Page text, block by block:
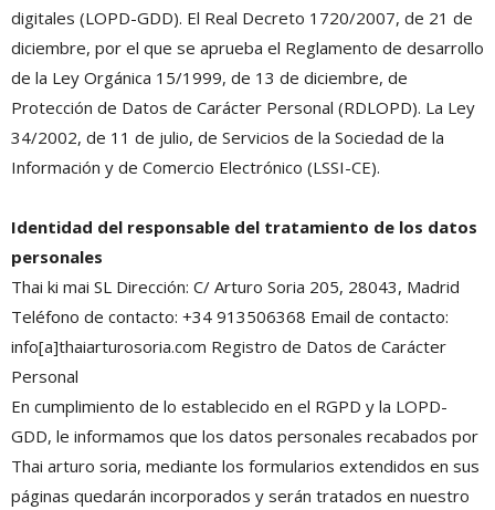
digitales (LOPD-GDD). El Real Decreto 1720/2007, de 21 de
diciembre, por el que se aprueba el Reglamento de desarrollo
de la Ley Orgánica 15/1999, de 13 de diciembre, de
Protección de Datos de Carácter Personal (RDLOPD). La Ley
34/2002, de 11 de julio, de Servicios de la Sociedad de la
Información y de Comercio Electrónico (LSSI-CE).
Identidad del responsable del tratamiento de los datos
personales
Thai ki mai SL Dirección: C/ Arturo Soria 205, 28043, Madrid
Teléfono de contacto: +34 913506368 Email de contacto:
info[a]thaiarturosoria.com Registro de Datos de Carácter
Personal
En cumplimiento de lo establecido en el RGPD y la LOPD-
GDD, le informamos que los datos personales recabados por
Thai arturo soria, mediante los formularios extendidos en sus
páginas quedarán incorporados y serán tratados en nuestro